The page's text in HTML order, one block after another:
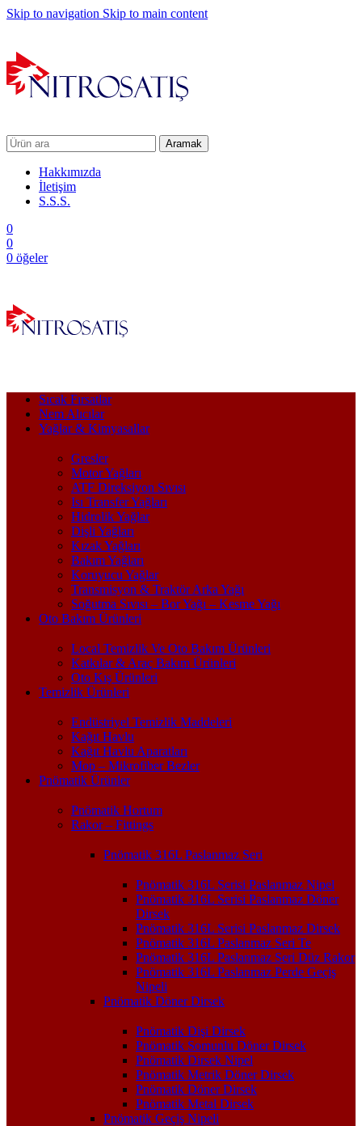
Skip to navigation Skip to main content
Aramak
Hakkımızda
İletişim
S.S.S.
0
0
0 öğeler
Sıcak Fırsatlar
Nem Alıcılar
Yağlar & Kimyasallar
Gresler
Motor Yağları
ATF Direksiyon Sıvısı
Isı Transfer Yağları
Hidrolik Yağlar
Dişli Yağları
Kızak Yağları
Bakım Yağları
Koruyucu Yağlar
Transmisyon & Traktör Arka Yağı
Soğutma Sıvısı – Bor Yağı – Kesme Yağı
Oto Bakım Ürünleri
Local Temizlik Ve Oto Bakım Ürünleri
Katkılar & Araç Bakım Ürünleri
Oto Kış Ürünleri
Temizlik Ürünleri
Endüstriyel Temizlik Maddeleri
Kağıt Havlu
Kağıt Havlu Aparatları
Mop – Mikrofiber Bezler
Pnömatik Ürünler
Pnömatik Hortum
Rakor – Fittings
Pnömatik 316L Paslanmaz Seri
Pnömatik 316L Serisi Paslanmaz Nipel
Pnömatik 316L Serisi Paslanmaz Döner
Dirsek
Pnömatik 316L Serisi Paslanmaz Dirsek
Pnömatik 316L Paslanmaz Seri Te
Pnömatik 316L Paslanmaz Seri Düz Rakor
Pnömatik 316L Paslanmaz Perde Geçiş
Nipeli
Pnömatik Döner Dirsek
Pnömatik Dişi Dirsek
Pnömatik Somunlu Döner Dirsek
Pnömatik Dirsek Nipel
Pnömatik Metrik Döner Dirsek
Pnömatik Döner Dirsek
Pnömatik Metal Dirsek
Pnömatik Geçiş Nipeli